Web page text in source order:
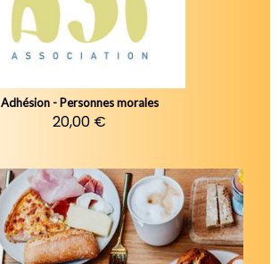
Adhésion - Personnes morales
20,00 €